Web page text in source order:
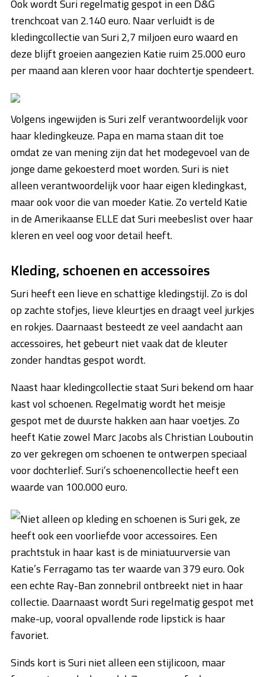
Ook wordt Suri regelmatig gespot in een D&G
trenchcoat van 2.140 euro. Naar verluidt is de
kledingcollectie van Suri 2,7 miljoen euro waard en
deze blijft groeien aangezien Katie ruim 25.000 euro
per maand aan kleren voor haar dochtertje spendeert.
Volgens ingewijden is Suri zelf verantwoordelijk voor
haar kledingkeuze. Papa en mama staan dit toe
omdat ze van mening zijn dat het modegevoel van de
jonge dame gekoesterd moet worden. Suri is niet
alleen verantwoordelijk voor haar eigen kledingkast,
maar ook voor die van moeder Katie. Zo verteld Katie
in de Amerikaanse ELLE dat Suri meebeslist over haar
kleren en veel oog voor detail heeft.
Kleding, schoenen en accessoires
Suri heeft een lieve en schattige kledingstijl. Zo is dol
op zachte stofjes, lieve kleurtjes en draagt veel jurkjes
en rokjes. Daarnaast besteedt ze veel aandacht aan
accessoires, het gebeurt niet vaak dat de kleuter
zonder handtas gespot wordt.
Naast haar kledingcollectie staat Suri bekend om haar
kast vol schoenen. Regelmatig wordt het meisje
gespot met de duurste hakken aan haar voetjes. Zo
heeft Katie zowel Marc Jacobs als Christian Louboutin
zo ver gekregen om schoenen te ontwerpen speciaal
voor dochterlief. Suri’s schoenencollectie heeft een
waarde van 100.000 euro.
Niet alleen op kleding en schoenen is Suri gek, ze
heeft ook een voorliefde voor accessoires. Een
prachtstuk in haar kast is de miniatuurversie van
Katie’s Ferragamo tas ter waarde van 379 euro. Ook
een echte Ray-Ban zonnebril ontbreekt niet in haar
collectie. Daarnaast wordt Suri regelmatig gespot met
make-up, vooral opvallende rode lipstick is haar
favoriet.
Sinds kort is Suri niet alleen een stijlicoon, maar